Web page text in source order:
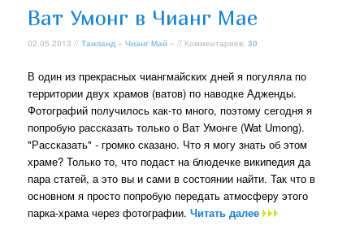
Ват Умонг в Чианг Мае
02.05.2013 //Таиланд »Чианг Май » // Комментариев:30
В один из прекрасных чиангмайских дней я погуляла по
территории двух храмов (ватов) по наводке Адженды.
Фотографий получилось как-то много, поэтому сегодня я
попробую рассказать только о Ват Умонге (Wat Umong).
"Рассказать" - громко сказано. Что я могу знать об этом
храме? Только то, что подаст на блюдечке википедия да
пара статей, а это вы и сами в состоянии найти. Так что в
основном я просто попробую передать атмосферу этого
парка-храма через фотографии.Читать далее